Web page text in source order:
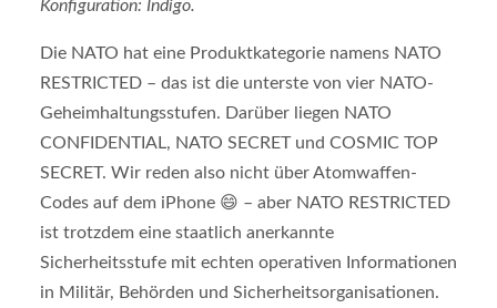
Konfiguration: Indigo.
Die NATO hat eine Produktkategorie namens NATO
RESTRICTED – das ist die unterste von vier NATO-
Geheimhaltungsstufen. Darüber liegen NATO
CONFIDENTIAL, NATO SECRET und COSMIC TOP
SECRET. Wir reden also nicht über Atomwaffen-
Codes auf dem iPhone 😄 – aber NATO RESTRICTED
ist trotzdem eine staatlich anerkannte
Sicherheitsstufe mit echten operativen Informationen
in Militär, Behörden und Sicherheitsorganisationen.